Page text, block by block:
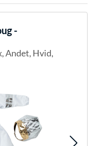
-
Andet, Hvid,